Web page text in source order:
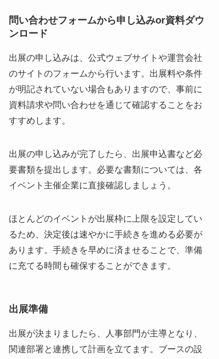
問い合わせフォームから申し込みor資料ダウ
ンロード
出展の申し込みは、公式ウェブサイトや運営会社
のサイトのフォームから行います。出展料や条件
が明記されていない場合もありますので、事前に
資料請求や問い合わせを通じて確認することをお
すすめします。
出展の申し込みが完了したら、出展申込書など必
要書類を提出します。必要な書類については、各
イベント主催企業に直接確認しましょう。
ほとんどのイベントが出展枠に上限を設定してい
るため、決定後は速やかに手続きを進める必要が
あります。手続きを早めに済ませることで、準備
に充てる時間も確保することができます。
出展準備
出展が決まりましたら、人事部門が主導となり、
関連部署と連携して計画を立てます。ブースの設